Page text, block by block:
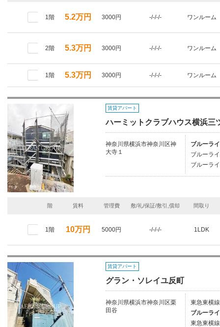
1階 5.2万円 3000円 -/-/-/- ワンルーム
2階 5.3万円 3000円 -/-/-/- ワンルーム
1階 5.3万円 3000円 -/-/-/- ワンルーム
賃貸アパート
ハーミットクラブハウス横浜三
神奈川県横浜市神奈川区神
大寺１
ブルーラ
ブルーラ
ブルーラ
階 賃料 管理費 敷/礼/保証/敷引,償却 間取り
1階 10万円 5000円 -/-/-/- 1LDK
賃貸アパート
グラン・ソレイユ反町
神奈川県横浜市神奈川区栗
田谷
東急東横
ブルーラ
東急東横